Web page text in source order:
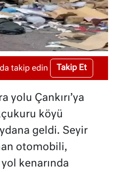
takip edin Takip Et
yolu Çankırı’ya
köyü
geldi. Seyir
otomobili,
kenarında